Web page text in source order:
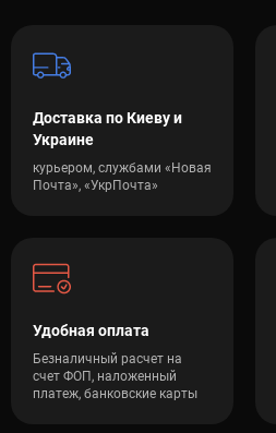
Доставка по Киеву и
Украине
курьером, службами «Новая
Почта», «УкрПочта»
Удобная оплата
Безналичный расчет на
счет ФОП, наложенный
платеж, банковские карты